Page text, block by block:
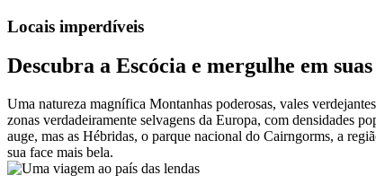
Locais imperdíveis
Descubra a Escócia e mergulhe em
Uma natureza magnífica Montanhas poderosas, vales
zonas verdadeiramente selvagens da Europa, com densidades
auge, mas as Hébridas, o parque nacional do Cairngorms, a
sua face mais bela.